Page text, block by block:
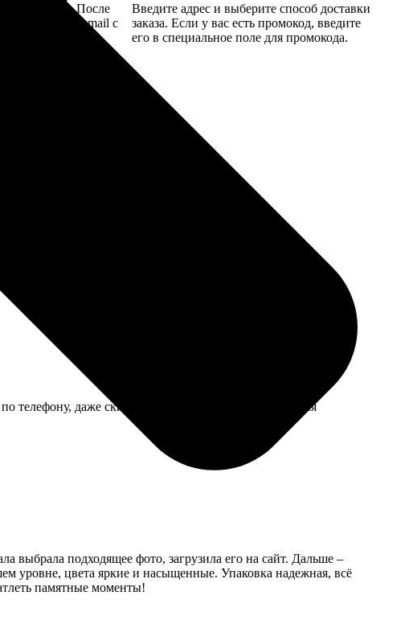
картой. После
на email с
отправим заказ
Введите адрес и выберите способ доставки
заказа. Если у вас есть промокод, введите
его в специальное поле для промокода.
нет. Весит прилично, вешал на анкер.
телефону, даже скидку дали за неудобства. Получился
выбрала подходящее фото, загрузила его на сайт. Дальше –
уровне, цвета яркие и насыщенные. Упаковка надежная, всё
памятные моменты!